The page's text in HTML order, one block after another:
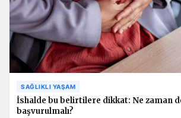
SAĞLIKLI YAŞAM
İshalde bu belirtilere dikkat: Ne zaman
başvurulmalı?